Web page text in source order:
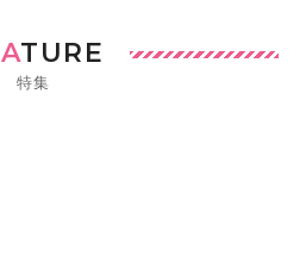
ATURE
特集